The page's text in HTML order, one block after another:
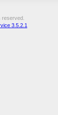
reserved.
3.5.2.1